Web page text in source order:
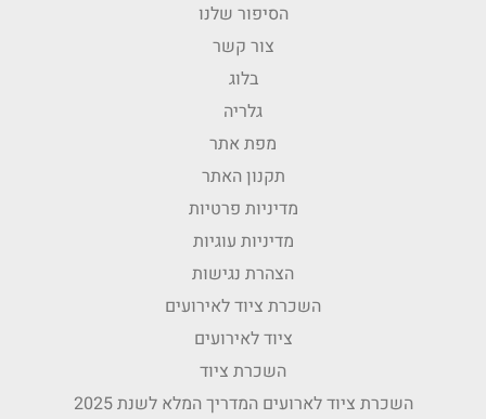
הסיפור שלנו
צור קשר
בלוג
גלריה
מפת אתר
תקנון האתר
מדיניות פרטיות
מדיניות עוגיות
הצהרת נגישות
השכרת ציוד לאירועים
ציוד לאירועים
השכרת ציוד
השכרת ציוד לארועים המדריך המלא לשנת 2025